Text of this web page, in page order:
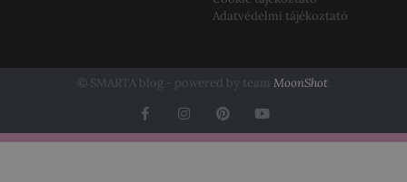
Adatvédelmi tájékoztató
© SMARTA blog - powered by team MoonShot.